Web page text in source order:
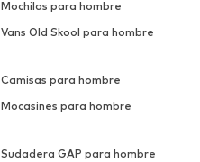
Mochilas para hombre
Vans Old Skool para hombre
Camisas para hombre
Mocasines para hombre
Sudadera GAP para hombre